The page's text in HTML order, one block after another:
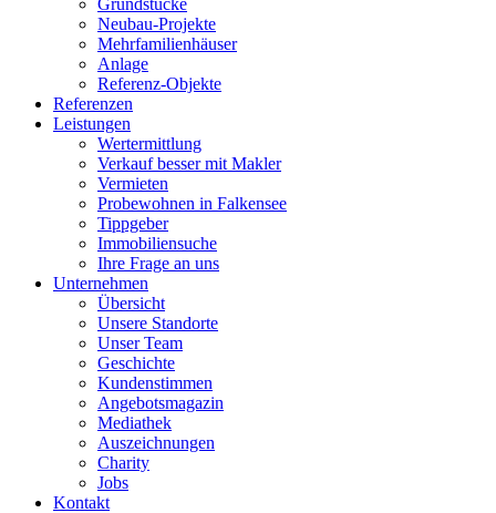
Grundstücke
Neubau-Projekte
Mehrfamilienhäuser
Anlage
Referenz-Objekte
Referenzen
Leistungen
Wertermittlung
Verkauf besser mit Makler
Vermieten
Probewohnen in Falkensee
Tippgeber
Immobiliensuche
Ihre Frage an uns
Unternehmen
Übersicht
Unsere Standorte
Unser Team
Geschichte
Kundenstimmen
Angebotsmagazin
Mediathek
Auszeichnungen
Charity
Jobs
Kontakt